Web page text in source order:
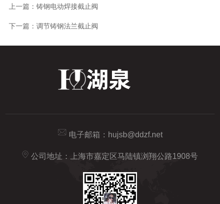
上一篇： 铸钢电动焊接截止阀
下一篇： 调节铸钢法兰截止阀
电子邮箱： hujsb@ddzf.net
公司地址：上海市嘉定区马陆镇浏翔公路1908号